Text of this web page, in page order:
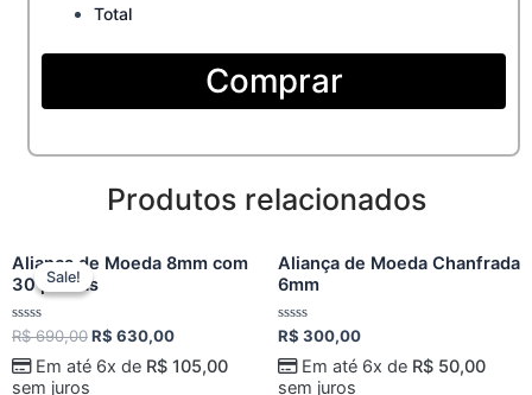
Total
quantidade
Comprar
Produtos relacionados
Sale!
Sale!
Aliança de Moeda 8mm com
30 pedras
Avaliação
de
5
R$690,00
price
was:
R$ 630,00
price
Em até 6x de R$105,00
sem juros
Aliança de Moeda Chanfrada
6mm
Avaliação
de
5
R$ 300,00
Em até 6x de R$50,00
sem juros